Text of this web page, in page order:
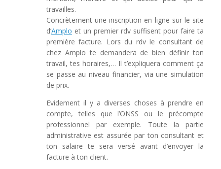
travailles.
Concrètement une inscription en ligne sur le site
d’Amplo et un premier rdv suffisent pour faire ta
première facture. Lors du rdv le consultant de
chez Amplo te demandera de bien définir ton
travail, tes horaires,… Il t’expliquera comment ça
se passe au niveau financier, via une simulation
de prix.
Evidement il y a diverses choses à prendre en
compte, telles que l’ONSS ou le précompte
professionnel par exemple. Toute la partie
administrative est assurée par ton consultant et
ton salaire te sera versé avant d’envoyer la
facture à ton client.